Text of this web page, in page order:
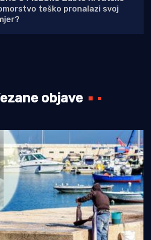
teško pronalazi svoj
objave